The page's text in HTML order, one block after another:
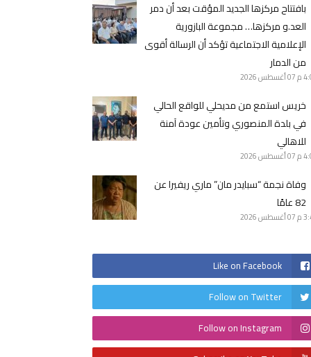
بافتتاح مركزها الجديد المؤقت بعد أن دمر
العد.و مركزها… مجموعة البازورية
الإعلامية الاجتماعية تؤكد أن الرسالة أقوى
من الدمار
م 07 أغسطس 2026
خريس استمع من مديحلي للواقع الحالي
في بلدة المنصوري وتأمين عودة آمنة
للاهالي
م 07 أغسطس 2026
وفاة نجمة “سبايدر مان” ماري ريفيرا عن
82 عامًا
م 07 أغسطس 2026
Like on Facebook
Follow on Twitter
Follow on Instagram